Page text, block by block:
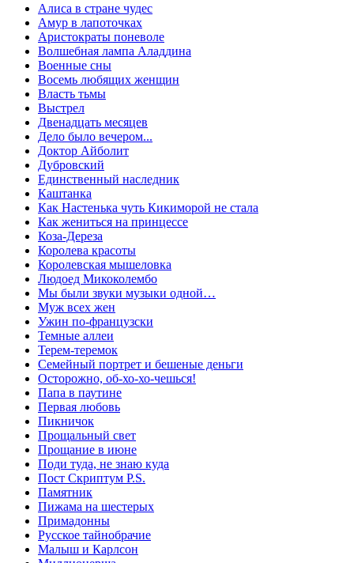
Алиса в стране чудес
Амур в лапоточках
Аристократы поневоле
Волшебная лампа Аладдина
Военные сны
Восемь любящих женщин
Власть тьмы
Выстрел
Двенадцать месяцев
Дело было вечером...
Доктор Айболит
Дубровский
Единственный наследник
Каштанка
Как Настенька чуть Кикиморой не стала
Как жениться на принцессе
Коза-Дереза
Королева красоты
Королевская мышеловка
Людоед Микоколембо
Мы были звуки музыки одной…
Муж всех жен
Ужин по-французски
Темные аллеи
Терем-теремок
Семейный портрет и бешеные деньги
Осторожно, об-хо-хо-чешься!
Папа в паутине
Первая любовь
Пикничок
Прощальный свет
Прощание в июне
Поди туда, не знаю куда
Пост Скриптум P.S.
Памятник
Пижама на шестерых
Примадонны
Русское тайнобрачие
Малыш и Карлсон